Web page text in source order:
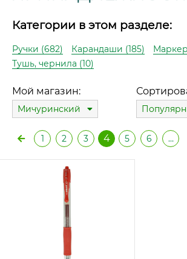
Категории в этом разделе:
Ручки (682) Карандаши (185)
Тушь, чернила (10)
Мой магазин:
Мичуринский
1 2 3 4 5 6 …